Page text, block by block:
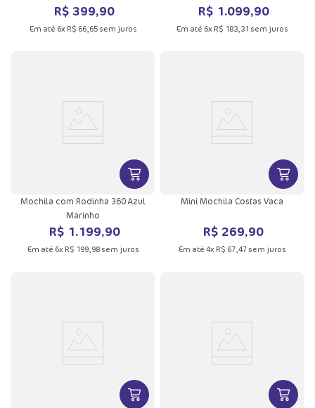
R$ 399,90
Em até 6x R$ 66, 65sem juros
R$ 1.099,90
Em até 6x R$ 183, 31 sem juros
VER MAIS INFORMAÇÕES DO
Mochila com Rodinha 360 Azul
Marinho
R$ 1.199,90
Em até 6x R$ 199, 98sem juros
VER
Mini Mochila Costas Vaca
R$ 269,90
Em até 4x R$ 67, 47sem juros
VER MAIS INFORMAÇÕES DOVER